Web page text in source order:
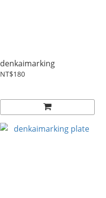
denkaimarking
NT$180